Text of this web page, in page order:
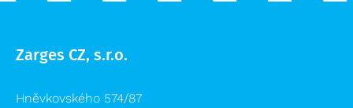
Zarges CZ, s.r.o.
Hněvkovského 574/87